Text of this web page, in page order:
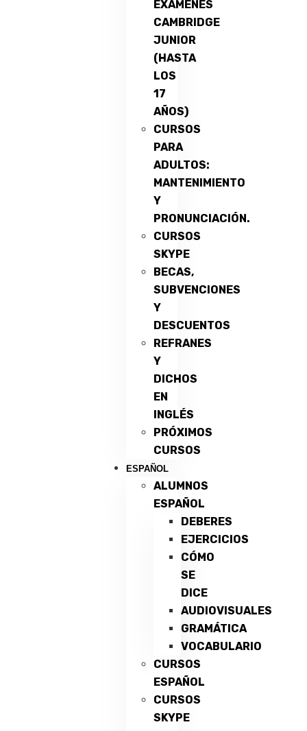
EXÁMENES
CAMBRIDGE
JUNIOR
(HASTA
LOS
17
AÑOS)
CURSOS
PARA
ADULTOS:
MANTENIMIENTO
Y
PRONUNCIACIÓN.
CURSOS
SKYPE
BECAS,
SUBVENCIONES
Y
DESCUENTOS
REFRANES
Y
DICHOS
EN
INGLÉS
PRÓXIMOS
CURSOS
ESPAÑOL
ALUMNOS
ESPAÑOL
DEBERES
EJERCICIOS
CÓMO
SE
DICE
AUDIOVISUALES
GRAMÁTICA
VOCABULARIO
CURSOS
ESPAÑOL
CURSOS
SKYPE